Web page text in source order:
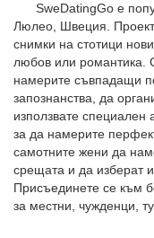
SweDatingGo е
Люлео, Швеция.
снимки на стотици
любов или романтика.
намерите съвпадащи
запознанства, да
използвате
за да намерите
самотните жени да
срещата и да изберат
Присъединете се към
за местни, чужденци,